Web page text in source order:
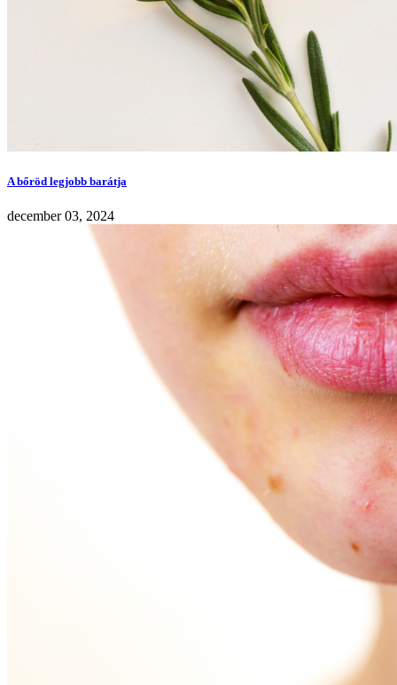
A bőröd legjobb barátja
december 03, 2024